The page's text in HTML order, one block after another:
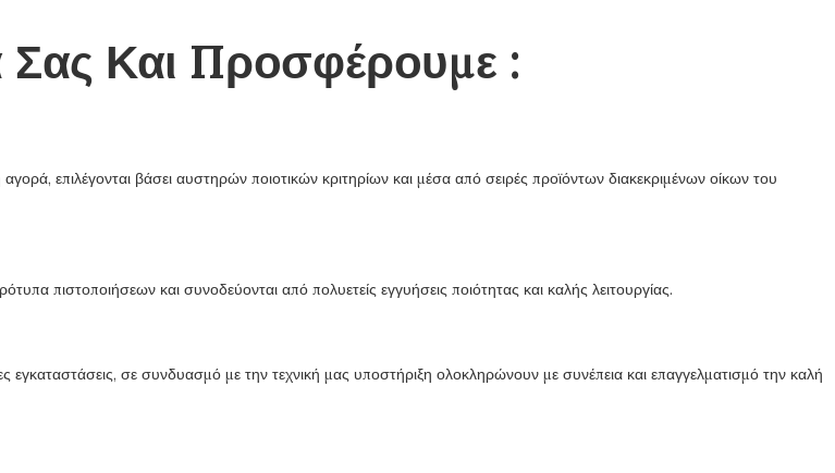
Σας Και Προσφέρουμε :
επιλέγονται βάσει αυστηρών ποιοτικών κριτηρίων και μέσα από σειρές προϊόντων διακεκριμένων οίκων του
πιστοποιήσεων και συνοδεύονται από πολυετείς εγγυήσεις ποιότητας και καλής λειτουργίας.
σε συνδυασμό με την τεχνική μας υποστήριξη ολοκληρώνουν με συνέπεια και επαγγελματισμό την καλή